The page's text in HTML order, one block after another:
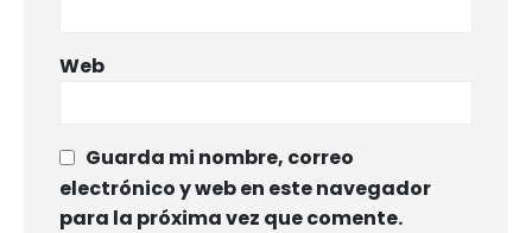
Web
Guarda mi nombre, correo
electrónico y web en este navegador
para la próxima vez que comente.